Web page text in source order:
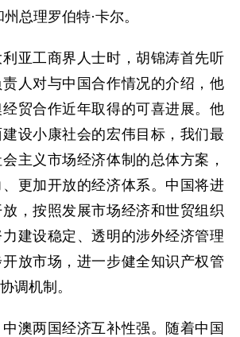
总理罗伯特·卡尔。
工商界人士时，胡锦涛首先听
人对与中国合作情况的介绍，他
贸合作近年取得的可喜进展。他
设小康社会的宏伟目标，我们最
主义市场经济体制的总体方案，
更加开放的经济体系。中国将进
，按照发展市场经济和世贸组织
建设稳定、透明的涉外经济管理
放市场，进一步健全知识产权管
调机制。
两国经济互补性强。随着中国